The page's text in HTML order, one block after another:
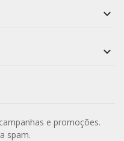


e promoções.
spam.